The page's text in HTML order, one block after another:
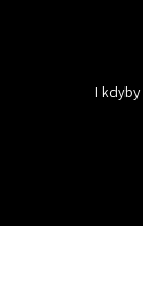
I